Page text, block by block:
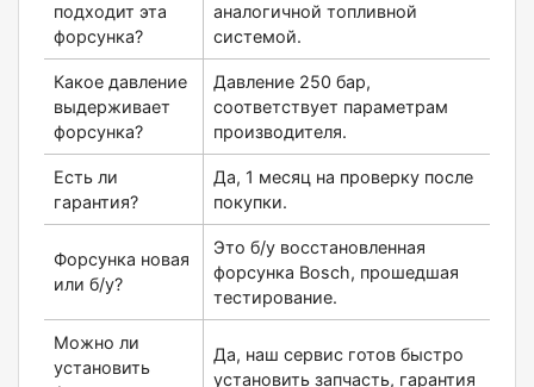
подходит эта
форсунка?
аналогичной топливной
системой.
Какое давление
выдерживает
форсунка?
Давление 250 бар,
соответствует параметрам
производителя.
Есть ли
гарантия?
Да, 1 месяц на проверку после
покупки.
Форсунка новая
или б/у?
Это б/у восстановленная
форсунка Bosch, прошедшая
тестирование.
Можно ли
установить
Да, наш сервис готов быстро
установить запчасть, гарантия